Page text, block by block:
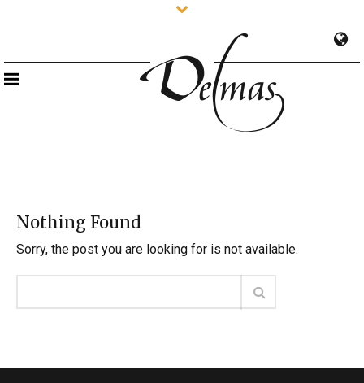
Nothing Found
Sorry, the post you are looking for is not available.